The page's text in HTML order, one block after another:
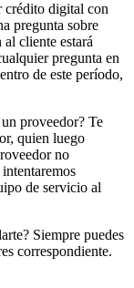
crédito digital con
pregunta sobre
cliente estará
pregunta en
de este período,
proveedor? Te
quien luego
no
de servicio al
Siempre puedes
correspondiente.